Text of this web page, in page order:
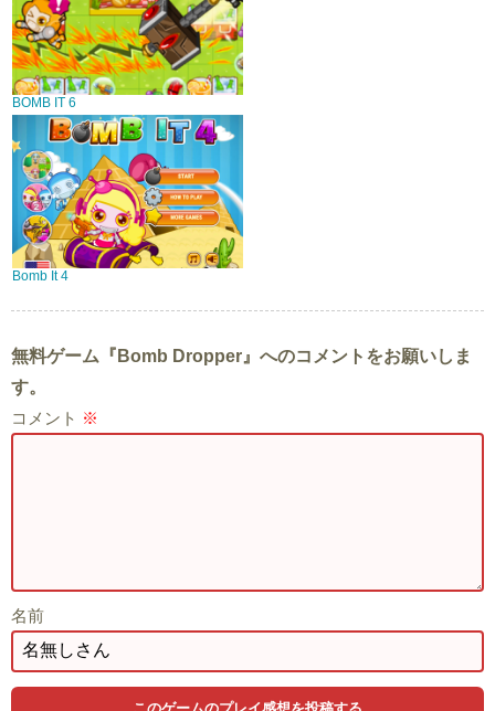
BOMB IT 6
Bomb It 4
無料ゲーム『Bomb Dropper』へのコメントをお願いしま
す。
コメント ※
名前